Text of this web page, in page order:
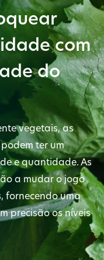
com
do
vegetais, as
ter um
e quantidade. As
a mudar o jogo
fornecendo uma
precisão os níveis